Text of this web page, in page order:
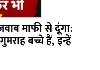
माफी से दूंगा:
बच्चे हैं, इन्हें